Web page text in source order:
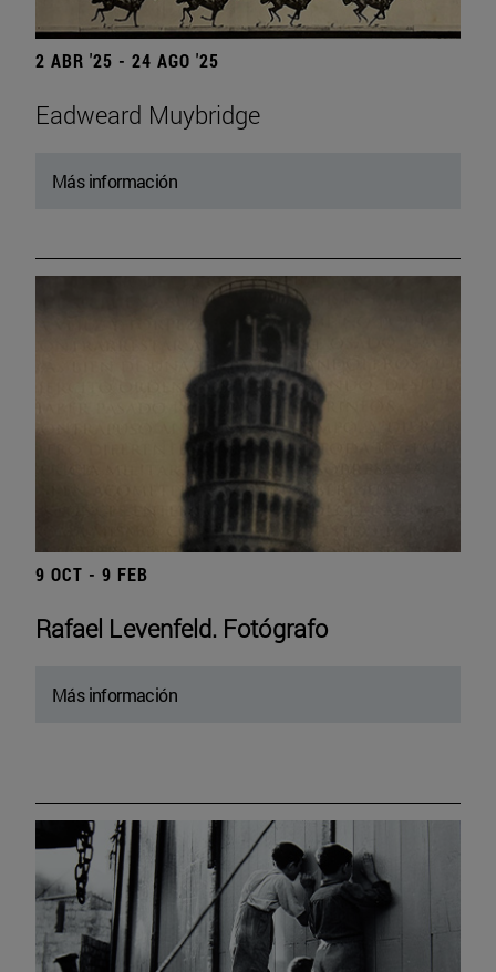
2 ABR '25 - 24 AGO '25
Eadweard Muybridge
Más información
9 OCT - 9 FEB
Rafael Levenfeld. Fotógrafo
Más información